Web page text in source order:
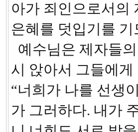
아가 죄인으로서의
은혜를 덧입기를
예수님은 제자들
시 앉아서 그들에
“너희가 나를 선생
가 그러하다. 내가